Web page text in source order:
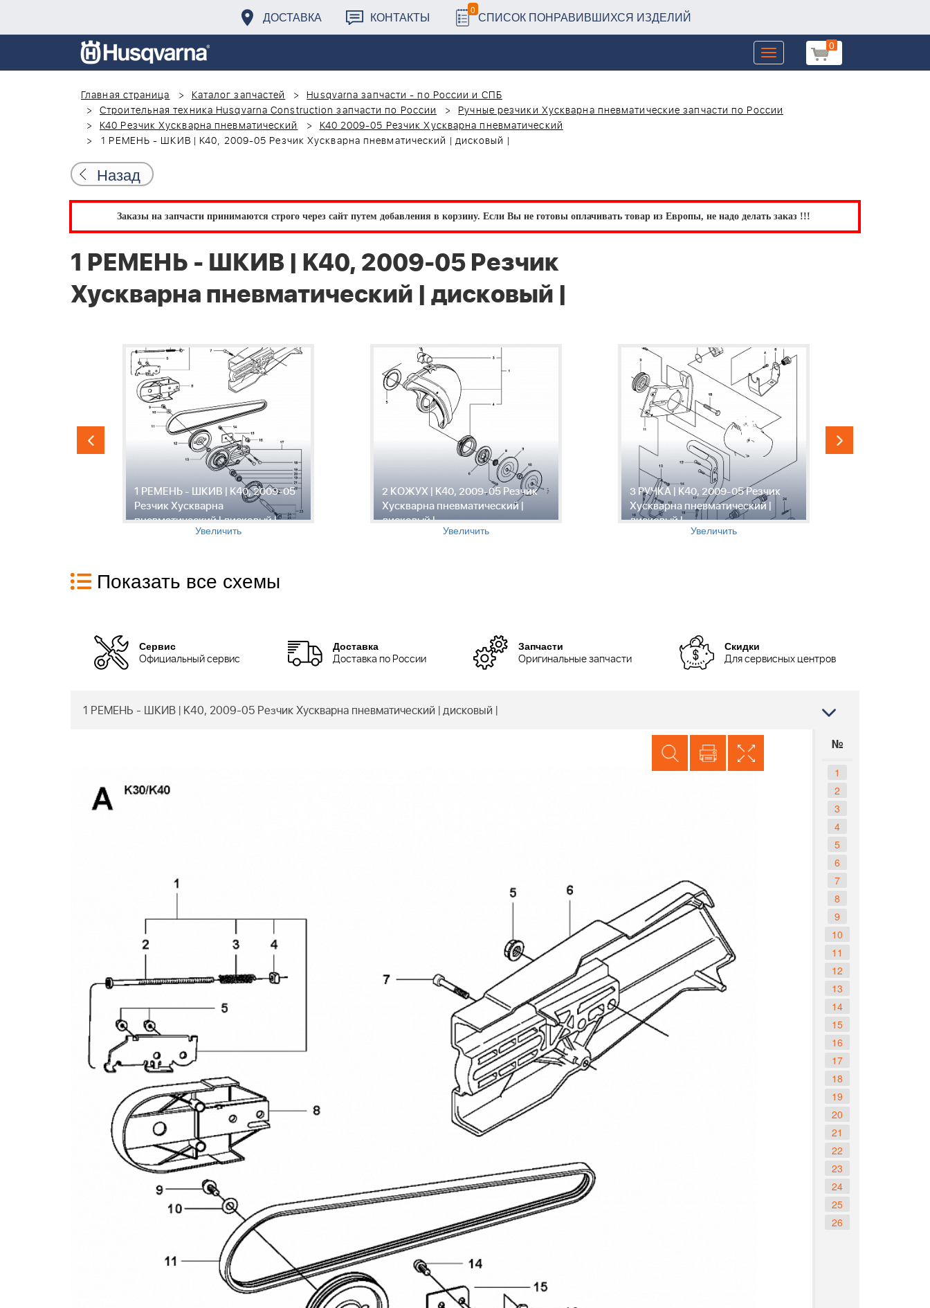
ДОСТАВКА КОНТАКТЫ 0 СПИСОК ПОНРАВИВШИХСЯ ИЗДЕЛИЙ
0
Toggle
navigation
Главная страница
Каталог запчастей
Husqvarna запчасти - по России и СПБ
Строительная техника Husqvarna Construction запчасти по России
Ручные резчики Хускварна пневматические запчасти по России
K40 Резчик Хускварна пневматический
K40 2009-05 Резчик Хускварна пневматический
1 РЕМЕНЬ - ШКИВ | K40, 2009-05 Резчик Хускварна пневматический | дисковый |
Назад
Заказы на запчасти принимаются строго через сайт путем добавления в корзину. Если Вы не готовы оплачивать товар из Европы, не надо делать заказ !!!
1 РЕМЕНЬ - ШКИВ | K40, 2009-05 Резчик
Хускварна пневматический | дисковый |
1 РЕМЕНЬ - ШКИВ | K40, 2009-05
Резчик Хускварна
пневматический | дисковый |
Увеличить
2 КОЖУХ | K40, 2009-05 Резчик
Хускварна пневматический |
дисковый |
Увеличить
3 РУЧКА | K40, 2009-05 Резчик
Хускварна пневматический |
дисковый |
Увеличить
Показать все схемы
Сервис
Официальный сервис
Доставка
Доставка по России
Запчасти
Оригинальные запчасти
Скидки
Для сервисных центров
1 РЕМЕНЬ - ШКИВ | K40, 2009-05 Резчик Хускварна пневматический | дисковый |
№
1
2
3
4
5
6
7
8
9
10
11
12
13
14
15
16
17
18
19
20
21
22
23
24
25
26